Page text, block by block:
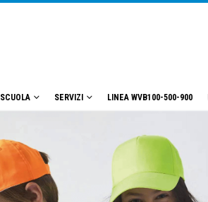
SCUOLA SERVIZI LINEA WVB100-500-900